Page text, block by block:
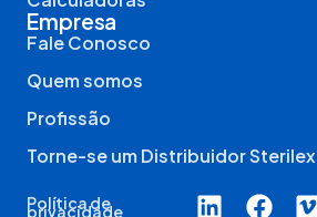
Empresa
Fale Conosco
Quem somos
Profissão
Torne-se um Distribuidor Sterilex
Política de
privacidade